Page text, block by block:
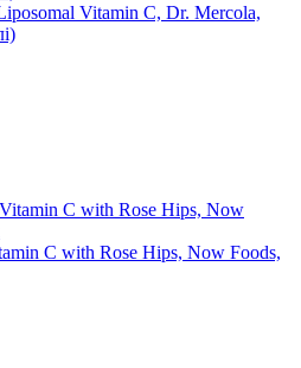
Vitamin C, Dr. Mercola,
C with Rose Hips, Now Foods,